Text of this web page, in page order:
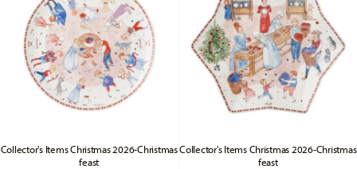
Collector's Items Christmas 2026-Christmas
feast
Collector's Items Christmas 2026-Christmas
feast